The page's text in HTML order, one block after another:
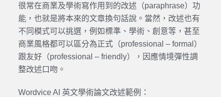
很常在商業及學術寫作用到的改述（paraphrase）功
能，也就是將本來的文章換句話說。當然，改述也有
不同模式可以挑選，例如標準、 學術、創意等，甚至
商業風格都可以區分為正式（professional – formal）
跟友好（professional – friendly），因應情境彈性調
整改述口吻。
Wordvice AI 英文學術論文改述範例：